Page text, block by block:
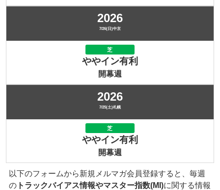
2026
7/26(日)中京
芝
ややイン有利
開幕週
2026
7/25(土)札幌
芝
ややイン有利
開幕週
以下のフォームから新規メルマガ会員登録すると、毎週
の トラックバイアス情報やマスター指数(MI)に関する情報